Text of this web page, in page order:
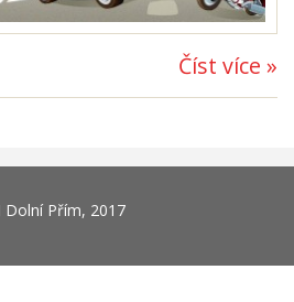
Číst více »
Dolní Přím, 2017